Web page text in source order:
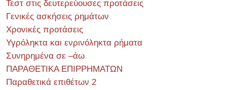
Τεστ στις δευτερεύουσες προτάσεις
Γενικές ασκήσεις ρημάτων
Χρονικές προτάσεις
Υγρόληκτα και ενρινόληκτα ρήματα
Συνηρημένα σε –άω
ΠΑΡΑΘΕΤΙΚΑ ΕΠΙΡΡΗΜΑΤΩΝ
Παραθετικά επιθέτων 2